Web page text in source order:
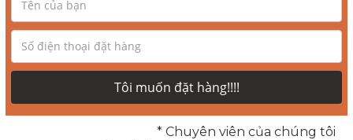
Tôi muốn đặt hàng!!!!
* Chuyên viên của chúng tôi